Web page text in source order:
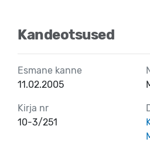
Kandeotsused
Esmane kanne
11.02.2005
Kirja nr
10-3/251